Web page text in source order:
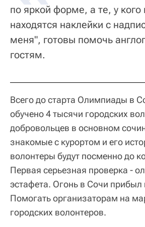
по яркой форме, а те, у кого
находятся наклейки с
меня", готовы помочь
гостям.
Всего до старта Олимпиады в
обучено 4 тысячи городских
добровольцев в основном
знакомые с курортом и его
волонтеры будут посменно до
Первая серьезная проверка -
эстафета. Огонь в Сочи прибыл
Помогать организаторам на
городских волонтеров.